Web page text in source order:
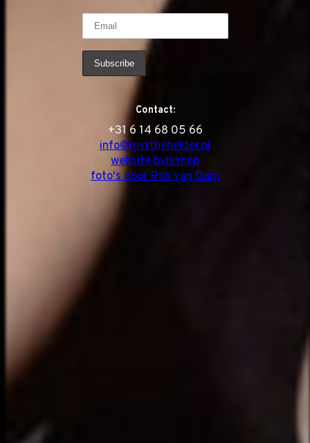
Contact:
‭+31 6 14 68 05 66
info@myrthehelder.nl
website bybishop
foto's door Rob van Dam